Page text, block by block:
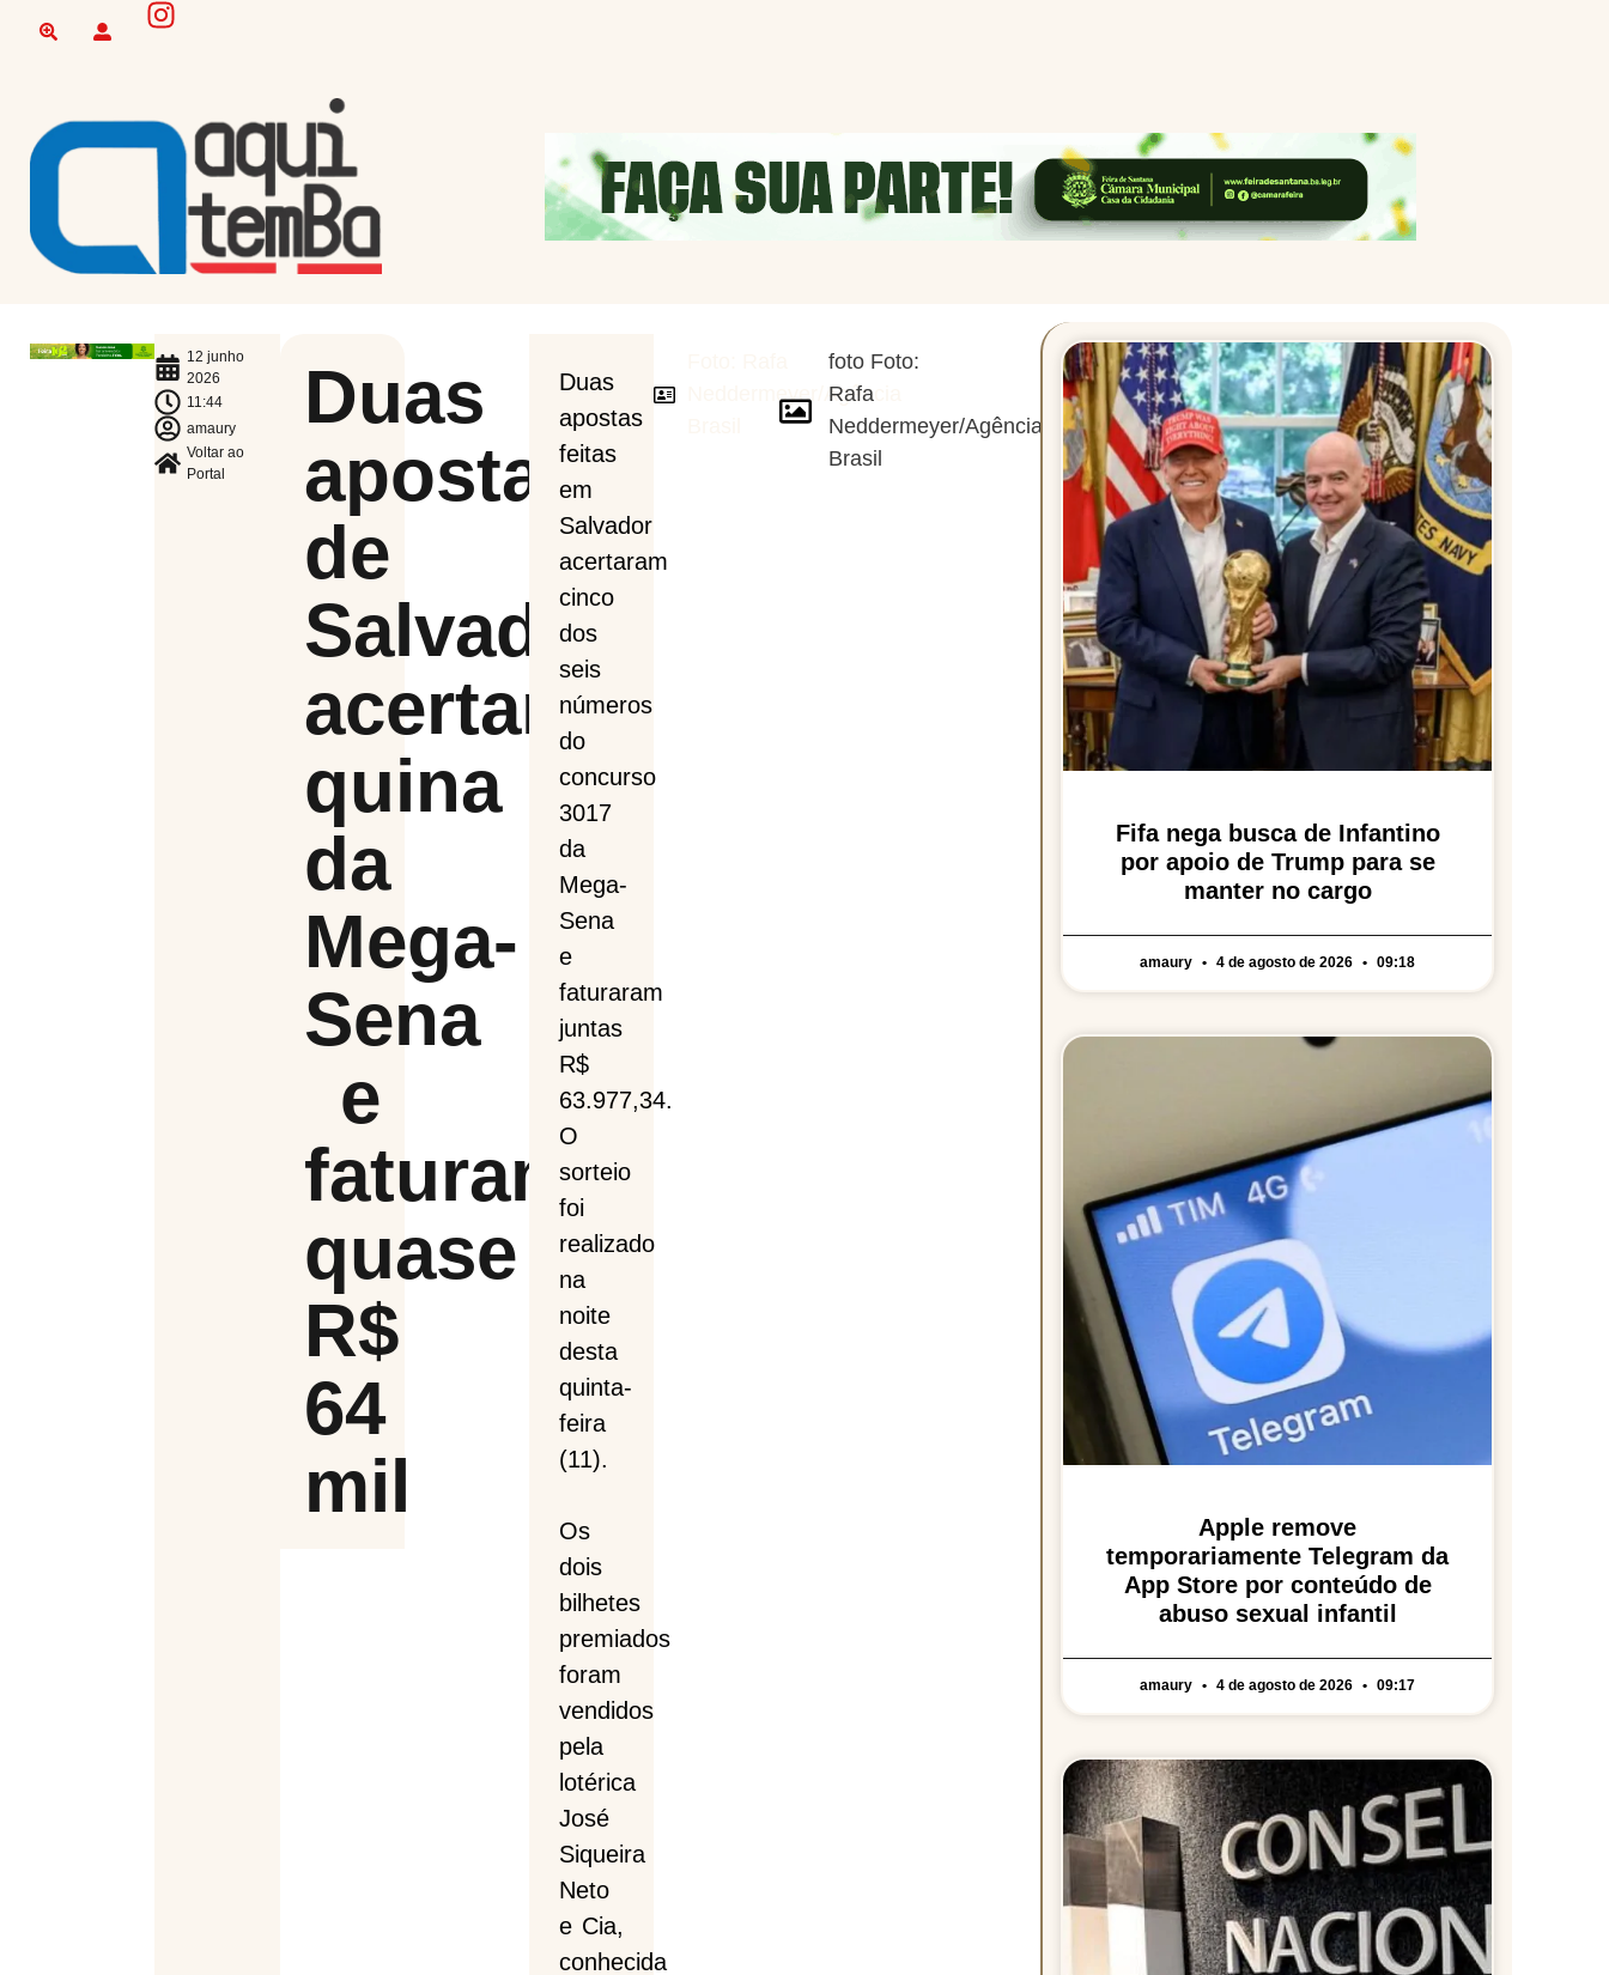
12 junho
2026
11:44
amaury
Voltar ao
Portal
Duas
apostas
de
Salvador
acertam
quina
da
Mega-
Sena
e
faturam
quase
R$
64
mil
Duas
apostas
feitas
em
Salvador
acertaram
cinco
dos
seis
números
do
concurso
3017
da
Mega-
Sena
e
faturaram
juntas
R$
63.977,34.
O
sorteio
foi
realizado
na
noite
desta
quinta-
feira
(11).
Os
dois
bilhetes
premiados
foram
vendidos
pela
lotérica
José
Siqueira
Neto
e Cia,
conhecida
Neddermeyer/Agência
foto Foto:
Rafa
Neddermeyer/Agência
Brasil
Fifa nega busca de Infantino
por apoio de Trump para se
manter no cargo
amaury 4 de agosto de 2026 09:18
Apple remove
temporariamente Telegram da
App Store por conteúdo de
abuso sexual infantil
amaury 4 de agosto de 2026 09:17